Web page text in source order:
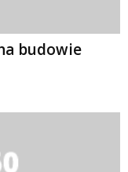
budowie